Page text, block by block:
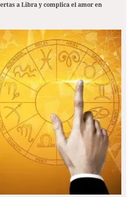
a Libra y complica el amor en